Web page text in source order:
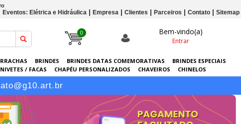
Eventos: Elétrica e Hidráulica Empresa Clientes Parceiros Contato Sitemap
0 Bem-vindo(a)
Entrar
BRINDES BRINDES DATAS COMEMORATIVAS
BRINDES ESPECIAIS
/ FACAS CHAPÉU PERSONALIZADOS CHAVEIROS
CHINELOS
PERSONALIZADAS GRÁFICA GUARDA-CHUVAS KITS
LANÇAMENTOS